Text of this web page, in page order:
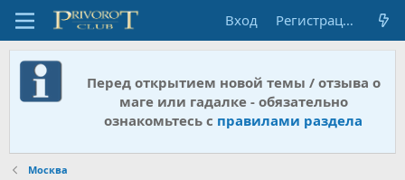
Вход Регистрация
Перед открытием новой темы / отзыва о
маге или гадалке - обязательно
ознакомьтесь с правилами раздела
Москва